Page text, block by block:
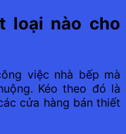
loại nào cho
việc nhà bếp mà
Kéo theo đó là
cửa hàng bán thiết